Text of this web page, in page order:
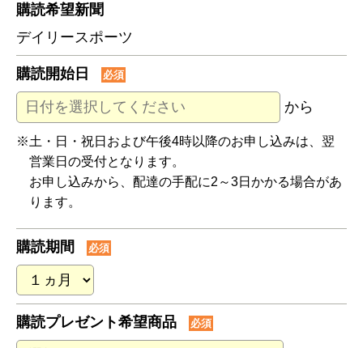
購読希望新聞
デイリースポーツ
購読開始日 必須
から
※土・日・祝日および午後4時以降のお申し込みは、翌
営業日の受付となります。
お申し込みから、配達の手配に2～3日かかる場合があ
ります。
購読期間 必須
購読プレゼント希望商品 必須